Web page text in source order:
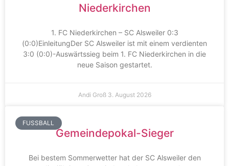
Niederkirchen
1. FC Niederkirchen – SC Alsweiler 0:3
(0:0)EinleitungDer SC Alsweiler ist mit einem verdienten
3:0 (0:0)-Auswärtssieg beim 1. FC Niederkirchen in die
neue Saison gestartet.
Andi Groß 3. August 2026
FUSSBALL
Gemeindepokal-Sieger
Bei bestem Sommerwetter hat der SC Alsweiler den